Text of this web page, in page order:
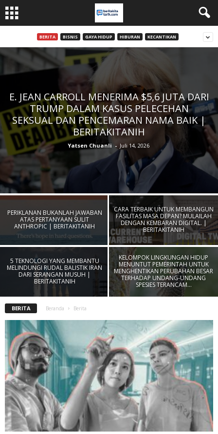
BERITA BISNIS GAYA HIDUP HIBURAN KECANTIKAN
E. JEAN CARROLL MENERIMA $5,6 JUTA DARI
TRUMP DALAM KASUS PELECEHAN
SEKSUAL DAN PENCEMARAN NAMA BAIK |
BERITAKITANIH
Yatsen Chuanli - Juli 14, 2026
PERIKLANAN BUKANLAH JAWABAN
ATAS PERTANYAAN SULIT
ANTHROPIC | BERITAKITANIH
CARA TERBAIK UNTUK MEMBANGUN
FASILITAS MASA DEPAN? MULAILAH
DENGAN KEMBARAN DIGITAL. |
BERITAKITANIH
5 TEKNOLOGI YANG MEMBANTU
MELINDUNGI RUDAL BALISTIK IRAN
DARI SERANGAN MUSUH |
BERITAKITANIH
KELOMPOK LINGKUNGAN HIDUP
MENUNTUT PEMERINTAH UNTUK
MENGHENTIKAN PERUBAHAN BESAR
TERHADAP UNDANG-UNDANG
SPESIES TERANCAM...
BERITA Beranda Berita